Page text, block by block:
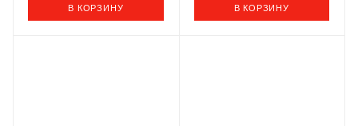
В КОРЗИНУ В КОРЗИНУ